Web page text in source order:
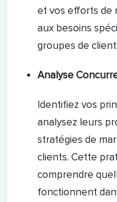
et vos efforts de
aux besoins
groupes de
Analyse
Identifiez vos
analysez leurs
stratégies de
clients. Cette
comprendre
fonctionnent